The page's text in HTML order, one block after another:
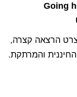
Going
הרצאה קצרה,
והמרתקת.